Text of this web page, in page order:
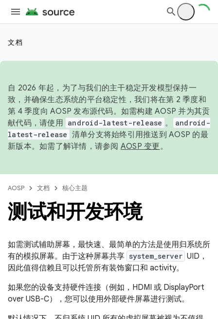
文档
自 2026 年起，为了与我们的主干稳定开发模型保持一
致，并确保生态系统的平台稳定性，我们将在第 2 季度和
第 4 季度向 AOSP 发布源代码。如需构建 AOSP 并为其贡
献代码，请使用 android-latest-release 。
android-
latest-release 清单分支将始终引用推送到 AOSP 的最
新版本。如需了解详情，请参阅 AOSP 变更。
AOSP 文档 核心主题
测试和开发环境
如需测试辅助屏幕，最快速、最简单的方法是使用归系统所
有的模拟屏幕。由于这种屏幕共享 system_server UID，
因此值得信赖且可以托管所有装饰窗口和 activity。
如果您的设备支持硬件连接（例如，HDMI 或 DisplayPort
over USB-C），您可以使用外部硬件屏幕进行测试。